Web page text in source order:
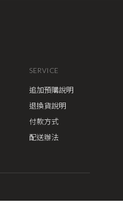
SERVICE
追加預購說明
退換貨說明
付款方式
配送辦法